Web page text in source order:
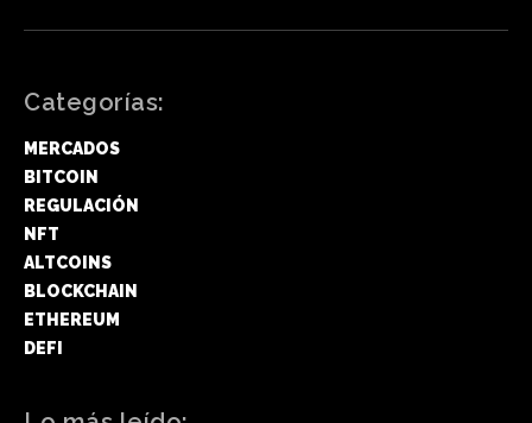
Categorías:
MERCADOS
BITCOIN
REGULACIÓN
NFT
ALTCOINS
BLOCKCHAIN
ETHEREUM
DEFI